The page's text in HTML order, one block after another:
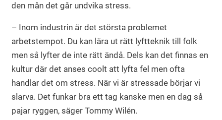
den mån det går undvika stress.
– Inom industrin är det största problemet
arbetstempot. Du kan lära ut rätt lyftteknik till folk
men så lyfter de inte rätt ändå. Dels kan det finnas en
kultur där det anses coolt att lyfta fel men ofta
handlar det om stress. När vi är stressade börjar vi
slarva. Det funkar bra ett tag kanske men en dag så
pajar ryggen, säger Tommy Wilén.